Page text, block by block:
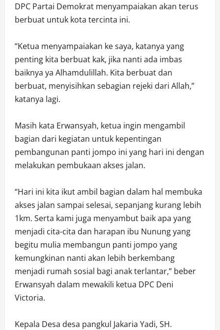
DPC Partai Demokrat menyampaiakan akan terus
berbuat untuk kota tercinta ini.
“Ketua menyampaiakan ke saya, katanya yang
penting kita berbuat kak, jika nanti ada imbas
baiknya ya Alhamdulillah. Kita berbuat dan
berbuat, menyisihkan sebagian rejeki dari Allah,”
katanya lagi.
Masih kata Erwansyah, ketua ingin mengambil
bagian dari kegiatan untuk kepentingan
pembangunan panti jompo ini yang hari ini dengan
melakukan pembukaan akses jalan.
“Hari ini kita ikut ambil bagian dalam hal membuka
akses jalan sampai selesai, sepanjang kurang lebih
1km. Serta kami juga menyambut baik apa yang
menjadi cita-cita dan harapan ibu Nunung yang
begitu mulia membangun panti jompo yang
kemungkinan nanti akan lebih berkembang
menjadi rumah sosial bagi anak terlantar,” beber
Erwansyah dalam mewakili ketua DPC Deni
Victoria.
Kepala Desa desa pangkul Jakaria Yadi, SH.